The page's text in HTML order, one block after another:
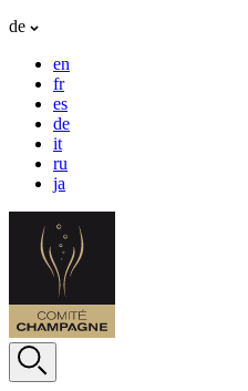
de
en
fr
es
de
it
ru
ja